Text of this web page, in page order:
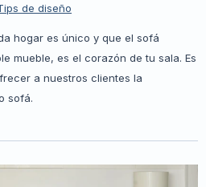
de diseño
hogar es único y que el sofá
mueble, es el corazón de tu sala. Es
a nuestros clientes la
sofá.